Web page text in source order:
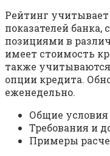
Рейтинг
показателей
позициями в
имеет стоимость
также
опции кредита.
еженедельно.
Общие условия
Требования и
Примеры